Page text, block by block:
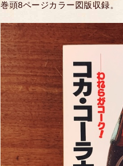
巻頭8ページカラー図版収録。